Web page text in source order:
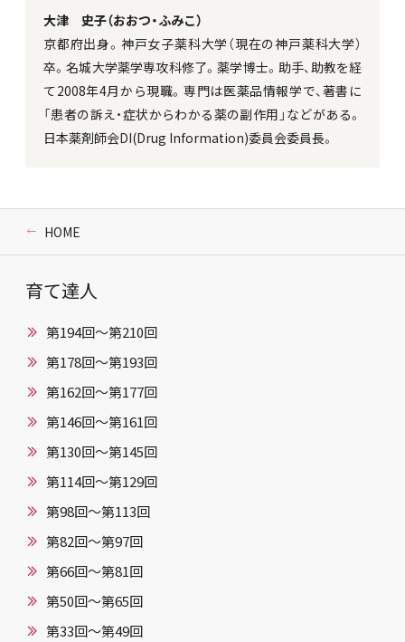
大津 史子（おおつ・ふみこ）
京都府出身。神戸女子薬科大学（現在の神戸薬科大学）
卒。名城大学薬学専攻科修了。薬学博士。助手、助教を経
て2008年4月から現職。専門は医薬品情報学で、著書に
「患者の訴え・症状からわかる薬の副作用」などがある。
日本薬剤師会DI(Drug Information)委員会委員長。
HOME
育て達人
第194回～第210回
第178回～第193回
第162回～第177回
第146回〜第161回
第130回〜第145回
第114回〜第129回
第98回〜第113回
第82回〜第97回
第66回〜第81回
第50回〜第65回
第33回〜第49回